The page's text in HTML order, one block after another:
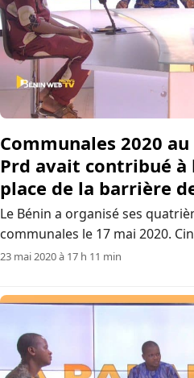
Communales 2020
Prd avait contribué à
place de la barrière
Le Bénin a organisé ses
communales le 17 mai 2020.
avaient été autorisés à prendre
franchir la barre des 10%, et
23 mai 2020 à 17 h 11 min